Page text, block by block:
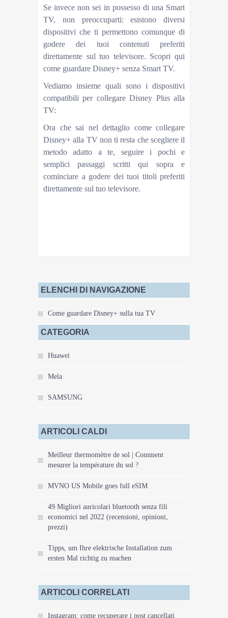
Se invece non sei in possesso di una Smart
TV, non preoccuparti: esistono diversi
dispositivi che ti permettono comunque di
godere dei tuoi contenuti preferiti
direttamente sul tuo televisore. Scopri qui
come guardare Disney+ senza Smart TV.
Vediamo insieme quali sono i dispositivi
compatibili per collegare Disney Plus alla
TV:
Ora che sai nel dettaglio come collegare
Disney+ alla TV non ti resta che scegliere il
metodo adatto a te, seguire i pochi e
semplici passaggi scritti qui sopra e
cominciare a godere dei tuoi titoli preferiti
direttamente sul tuo televisore.
ELENCHI DI NAVIGAZIONE
Come guardare Disney+ sulla tua TV
CATEGORIA
Huawei
Mela
SAMSUNG
ARTICOLI CALDI
Meilleur thermomètre de sol | Comment
mesurer la température du sol ?
MVNO US Mobile goes full eSIM
49 Migliori auricolari bluetooth senza fili
economici nel 2022 (recensioni, opinioni,
prezzi)
Tipps, um Ihre elektrische Installation zum
ersten Mal richtig zu machen
ARTICOLI CORRELATI
Instagram: come recuperare i post cancellati